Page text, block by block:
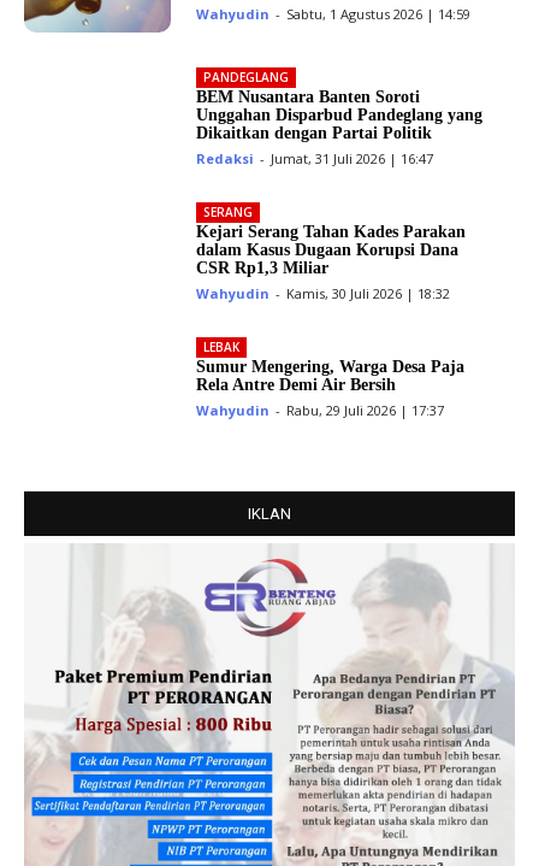
Wahyudin - Sabtu, 1 Agustus 2026 | 14:59
PANDEGLANG
BEM Nusantara Banten Soroti
Unggahan Disparbud Pandeglang yang
Dikaitkan dengan Partai Politik
Redaksi - Jumat, 31 Juli 2026 | 16:47
SERANG
Kejari Serang Tahan Kades Parakan
dalam Kasus Dugaan Korupsi Dana
CSR Rp1,3 Miliar
Wahyudin - Kamis, 30 Juli 2026 | 18:32
LEBAK
Sumur Mengering, Warga Desa Paja
Rela Antre Demi Air Bersih
Wahyudin - Rabu, 29 Juli 2026 | 17:37
IKLAN